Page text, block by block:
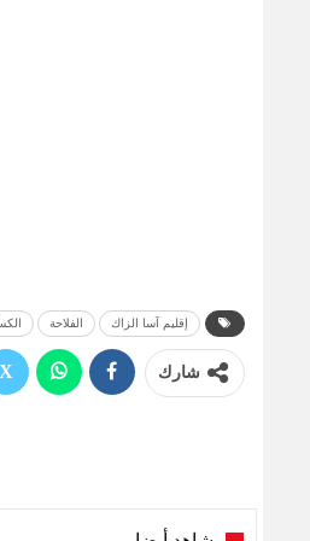
إقليم آسا الزاك الفلاحة
شارك